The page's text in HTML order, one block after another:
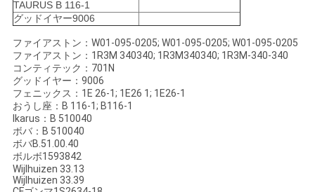
引
用
を
要
求
し
TAURUS B 116-1
グッドイヤー9006
ファイアストン：W01-095-0205; W01-095-0205; W01-095-0205
ファイアストン：1R3M 340340; 1R3M340340; 1R3M-340-340
コンティテック：701N
グッドイヤー：9006
フェニックス：1E 26-1; 1E26 1; 1E26-1
おうし座：B 116-1; B116-1
lkarus：B 510040
ボバ：B 510040
ボバB.51.00.40
ボルボ1593842
Wijlhuizen 33.13
Wijlhuizen 33.39